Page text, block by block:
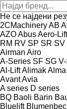
Не се најдени
2CMachineryAB
AZOAbusAero-Lift
RM RV SP SR SV
Airman Airo
A-Series SF SG
Al-LiftAlimakAlma
AvantAvia
A series D series
BQ Baoli Barin
Bluelift